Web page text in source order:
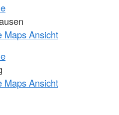
Maps Ansicht
Maps Ansicht